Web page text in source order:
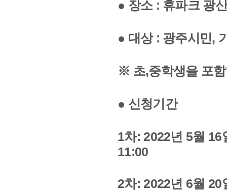
● 장소 : 휴파크 광
● 대상 : 광주시민,
※ 초,중학생을 포
● 신청기간
1차: 2022년 5월 16
11:00
2차: 2022년 6월 20